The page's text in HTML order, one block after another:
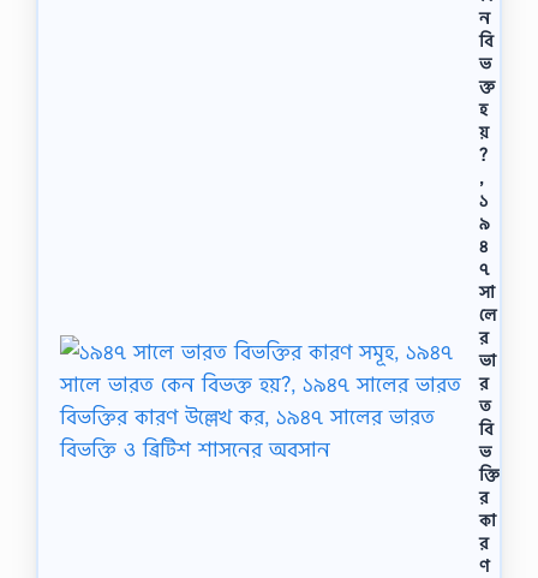
ন
বি
ভ
ক্ত
হ
য়
?
,
১
৯
৪
৭
সা
লে
র
ভা
র
ত
বি
ভ
ক্তি
র
কা
র
ণ